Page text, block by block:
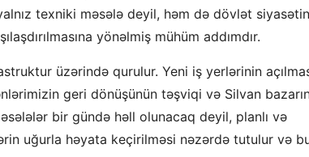
texniki məsələ deyil, həm də dövlət
yönəlmiş mühüm addımdır.
üzərində qurulur. Yeni iş yerlərinin
geri dönüşünün təşviqi və Silvan
bir gündə həll olunacaq deyil, planlı və
uğurla həyata keçirilməsi nəzərdə tutulur və